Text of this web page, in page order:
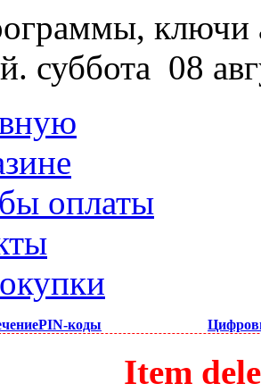
ключи
суббота 08
оплаты
PIN-коды
Item